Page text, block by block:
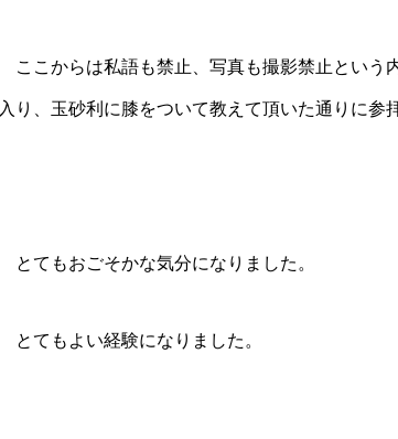
ここからは私語も禁止、写真も撮影禁止という
入り、玉砂利に膝をついて教えて頂いた通りに参
とてもおごそかな気分になりました。
とてもよい経験になりました。